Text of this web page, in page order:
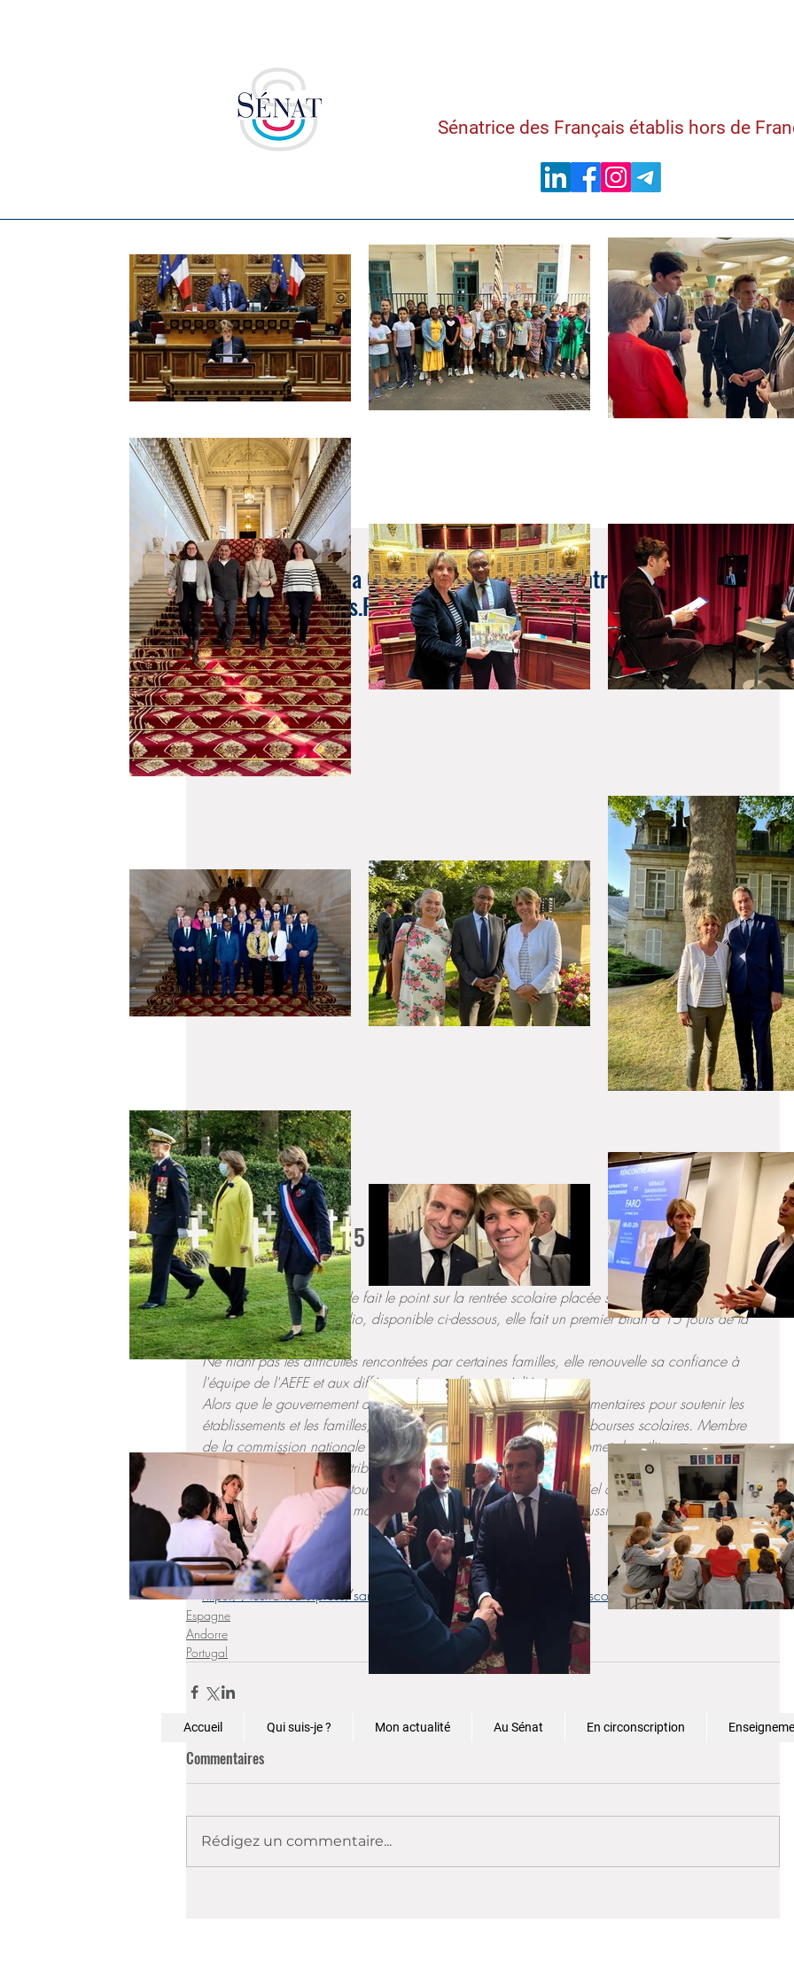
Sénatrice des Français établis hors de
Interview "Samantha Cazebonne décrypte la rentrée scolaire et ses
enjeux" Les Français.Press
21 sept. 2020
5 questions pour 5 problématiques
Pour LesFrançais.press, elle fait le point sur la rentrée scolaire placée sous le signe de la Covid-
19. Dans le podcast audio, disponible ci-dessous, elle fait un premier bilan à 15 jours de la
rentrée.
Ne niant pas les difficultés rencontrées par certaines familles, elle renouvelle sa confiance à
l'équipe de l'AEFE et aux différents réseaux français à l'étranger.
Alors que le gouvernement a débloqué 50 millions d'euros supplémentaires pour soutenir les
établissements et les familles, elle revient sur la problématique des bourses scolaires. Membre
de la commission nationale en charge de ces allocations, elle promet de militer pour une
évolution des critères d'attributions.
Enfin, elle revient sans détour sur les risques d'un retour en distanciel dans certains pays si la
crise sanitaire n'y est pas maîtrisée comme cela peut être le cas aussi en France.
Par Les Français.Press
https://lesfrancais.press/samantha-cazebonne-decrypte-la-rentree-scolaire-et-ses-enjeux/
Espagne
Andorre
Portugal
Commentaires
Rédigez un commentaire...
Accueil Qui suis-je ? Mon actualité Au Sénat En circonscription